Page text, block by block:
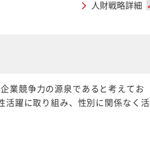
人財戦略詳細
業競争力の源泉であると考えてお
活躍に取り組み、性別に関係なく活